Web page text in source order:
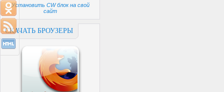
Установить CW блок на свой
сайт
СКАЧАТЬ БРОУЗЕРЫ